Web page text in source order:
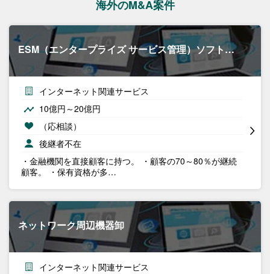
海外のM&A案件
ESM（エンタープライズ サービス管理）ソフト…
インターネット関連サービス
10億円～20億円
（応相談）
後継者不在
・金融機関を直接顧客に持つ。 ・顧客の70～80％が継続
顧客。 ・保有資格が多…
ネットワーク周辺機器卸
インターネット関連サービス